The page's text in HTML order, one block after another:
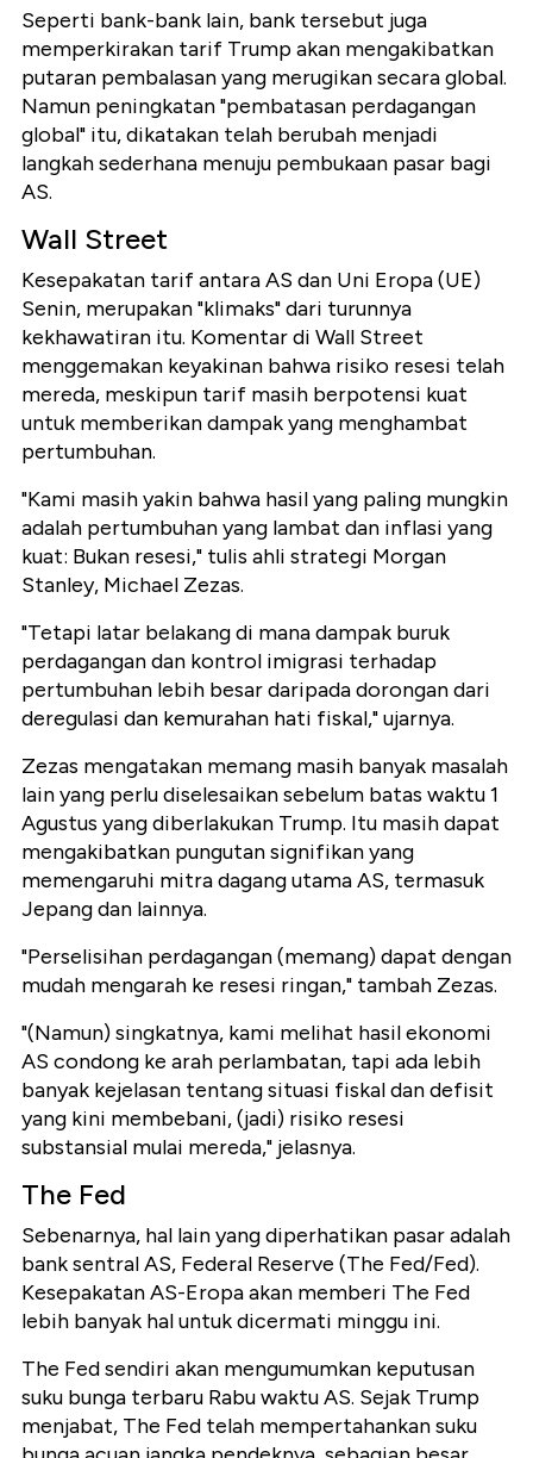
Seperti bank-bank lain, bank tersebut juga
memperkirakan tarif Trump akan mengakibatkan
putaran pembalasan yang merugikan secara global.
Namun peningkatan "pembatasan perdagangan
global" itu, dikatakan telah berubah menjadi
langkah sederhana menuju pembukaan pasar bagi
AS.
Wall Street
Kesepakatan tarif antara AS dan Uni Eropa (UE)
Senin, merupakan "klimaks" dari turunnya
kekhawatiran itu. Komentar di Wall Street
menggemakan keyakinan bahwa risiko resesi telah
mereda, meskipun tarif masih berpotensi kuat
untuk memberikan dampak yang menghambat
pertumbuhan.
"Kami masih yakin bahwa hasil yang paling mungkin
adalah pertumbuhan yang lambat dan inflasi yang
kuat: Bukan resesi," tulis ahli strategi Morgan
Stanley, Michael Zezas.
"Tetapi latar belakang di mana dampak buruk
perdagangan dan kontrol imigrasi terhadap
pertumbuhan lebih besar daripada dorongan dari
deregulasi dan kemurahan hati fiskal," ujarnya.
Zezas mengatakan memang masih banyak masalah
lain yang perlu diselesaikan sebelum batas waktu 1
Agustus yang diberlakukan Trump. Itu masih dapat
mengakibatkan pungutan signifikan yang
memengaruhi mitra dagang utama AS, termasuk
Jepang dan lainnya.
"Perselisihan perdagangan (memang) dapat dengan
mudah mengarah ke resesi ringan," tambah Zezas.
"(Namun) singkatnya, kami melihat hasil ekonomi
AS condong ke arah perlambatan, tapi ada lebih
banyak kejelasan tentang situasi fiskal dan defisit
yang kini membebani, (jadi) risiko resesi
substansial mulai mereda," jelasnya.
The Fed
Sebenarnya, hal lain yang diperhatikan pasar adalah
bank sentral AS, Federal Reserve (The Fed/Fed).
Kesepakatan AS-Eropa akan memberi The Fed
lebih banyak hal untuk dicermati minggu ini.
The Fed sendiri akan mengumumkan keputusan
suku bunga terbaru Rabu waktu AS. Sejak Trump
menjabat, The Fed telah mempertahankan suku